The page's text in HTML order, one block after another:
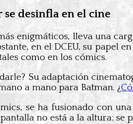
se desinfla en el cine
enigmáticos, lleva una
en el DCEU, su papel en
como en los cómics.
Su adaptación
a mano para Batman. ¿
se ha fusionado con
no está a la altura;